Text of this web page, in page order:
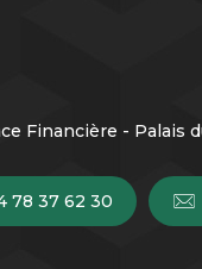
Financière - Palais
78 37 62 30